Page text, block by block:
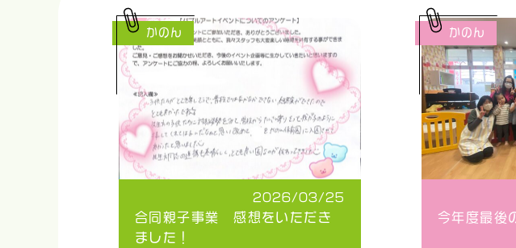
2026/03/25
合同親子事業 感想をいただき
ました！
かのん
今年度最後
かのん